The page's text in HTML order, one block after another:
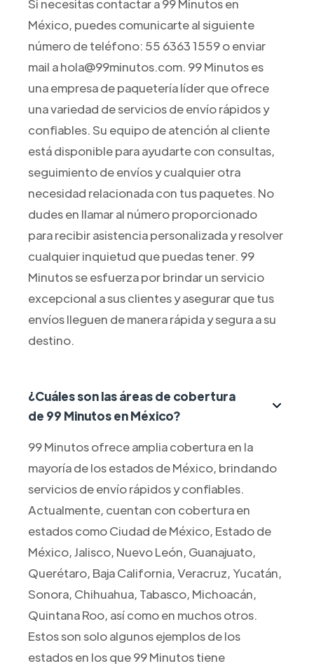
Si necesitas contactar a 99 Minutos en
México, puedes comunicarte al siguiente
número de teléfono: 55 6363 1559 o enviar
mail a hola@99minutos.com. 99 Minutos es
una empresa de paquetería líder que ofrece
una variedad de servicios de envío rápidos y
confiables. Su equipo de atención al cliente
está disponible para ayudarte con consultas,
seguimiento de envíos y cualquier otra
necesidad relacionada con tus paquetes. No
dudes en llamar al número proporcionado
para recibir asistencia personalizada y resolver
cualquier inquietud que puedas tener. 99
Minutos se esfuerza por brindar un servicio
excepcional a sus clientes y asegurar que tus
envíos lleguen de manera rápida y segura a su
destino.
¿Cuáles son las áreas de cobertura
de 99 Minutos en México?
99 Minutos ofrece amplia cobertura en la
mayoría de los estados de México, brindando
servicios de envío rápidos y confiables.
Actualmente, cuentan con cobertura en
estados como Ciudad de México, Estado de
México, Jalisco, Nuevo León, Guanajuato,
Querétaro, Baja California, Veracruz, Yucatán,
Sonora, Chihuahua, Tabasco, Michoacán,
Quintana Roo, así como en muchos otros.
Estos son solo algunos ejemplos de los
estados en los que 99 Minutos tiene